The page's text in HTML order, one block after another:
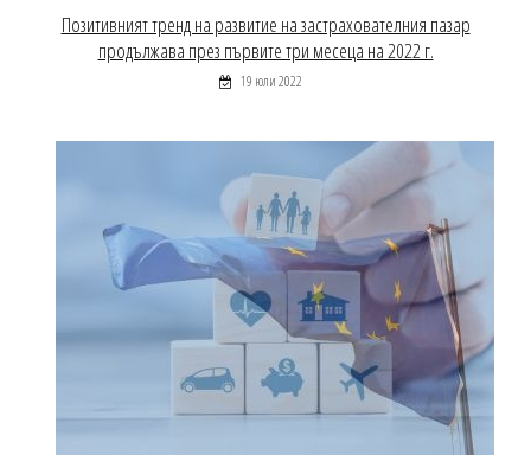
Позитивният тренд на развитие на застрахователния пазар
продължава през първите три месеца на 2022 г.
19 юли 2022